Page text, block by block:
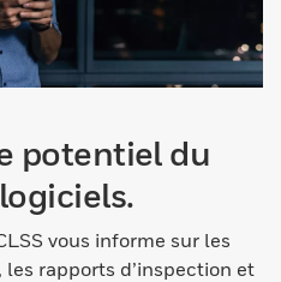
potentiel du
vous informe sur les
rapports d’inspection et